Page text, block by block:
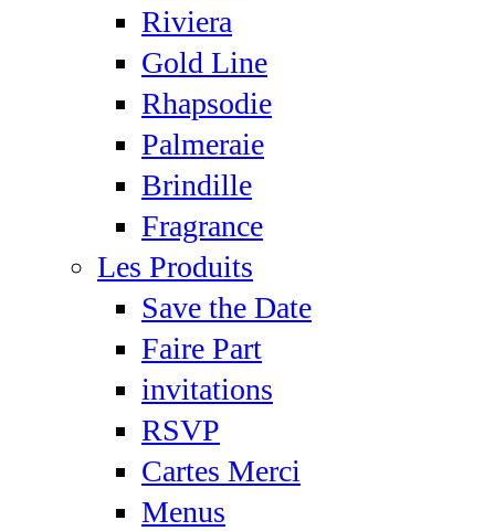
Riviera
Gold Line
Rhapsodie
Palmeraie
Brindille
Fragrance
Les Produits
Save the Date
Faire Part
invitations
RSVP
Cartes Merci
Menus